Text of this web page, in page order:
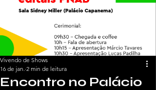
Encontro no Palácio
Vivendo de Shows
16 de jan. 2 min de leitura